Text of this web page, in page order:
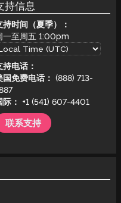
持信息
持时间（夏季）：
一至周五1:00pm
持电话：
国免费电话： (888) 713-
际：
+1 (541) 607-4401
联系支持